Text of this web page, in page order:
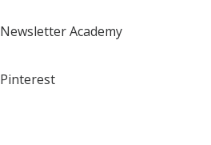
Newsletter Academy
Pinterest